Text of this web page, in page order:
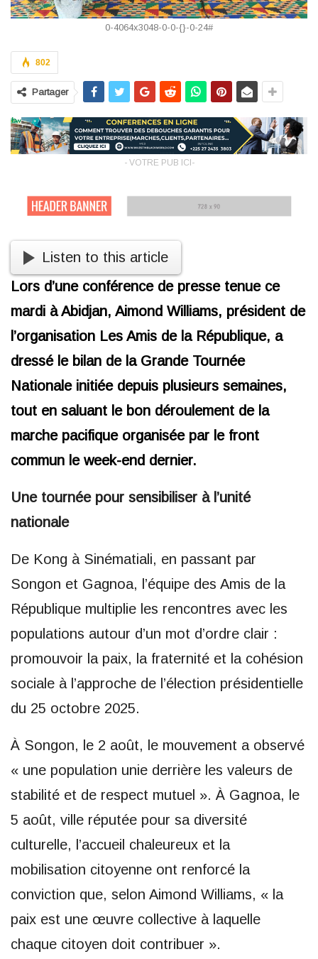
0-4064x3048-0-0-{}-0-24#
802
Partager
- VOTRE PUB ICI-
Listen to this article
Lors d’une conférence de presse tenue ce
mardi à Abidjan, Aimond Williams, président de
l’organisation Les Amis de la République, a
dressé le bilan de la Grande Tournée
Nationale initiée depuis plusieurs semaines,
tout en saluant le bon déroulement de la
marche pacifique organisée par le front
commun le week-end dernier.
Une tournée pour sensibiliser à l’unité
nationale
De Kong à Sinématiali, en passant par
Songon et Gagnoa, l’équipe des Amis de la
République multiplie les rencontres avec les
populations autour d’un mot d’ordre clair :
promouvoir la paix, la fraternité et la cohésion
sociale à l’approche de l’élection présidentielle
du 25 octobre 2025.
À Songon, le 2 août, le mouvement a observé
« une population unie derrière les valeurs de
stabilité et de respect mutuel ». À Gagnoa, le
5 août, ville réputée pour sa diversité
culturelle, l’accueil chaleureux et la
mobilisation citoyenne ont renforcé la
conviction que, selon Aimond Williams, « la
paix est une œuvre collective à laquelle
chaque citoyen doit contribuer ».